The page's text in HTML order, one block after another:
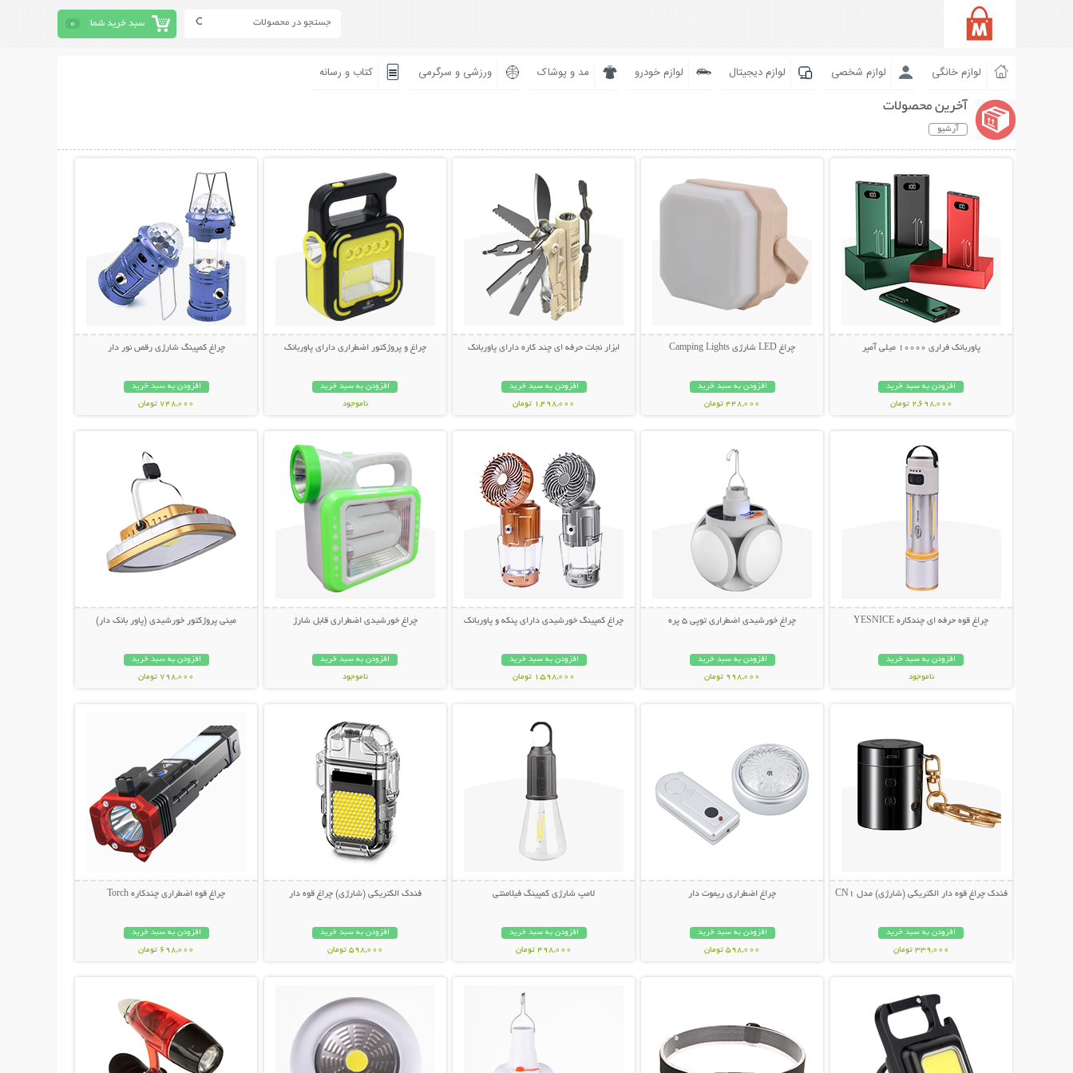
سبد خرید شما 0
لوازم خانگی لوازم شخصی لوازم دیجیتال لوازم خودرو مد و پوشاک ورزشی و سرگرمی کتاب و رسانه
آخرین محصولات
آرشیو
پاوربانک فراری 10000 میلی آمپر
افزودن به سبد خرید
2,698,000 تومان
چراغ LED شارژی Camping Lights
افزودن به سبد خرید
448,000 تومان
ابزار نجات حرفه ای چند کاره دارای پاوربانک
افزودن به سبد خرید
1,498,000 تومان
چراغ و پروژکتور اضطراری دارای پاوربانک
افزودن به سبد خرید
ناموجود
چراغ کمپینگ شارژی رقص نور دار
افزودن به سبد خرید
748,000 تومان
چراغ قوه حرفه ای چندکاره YESNICE
افزودن به سبد خرید
ناموجود
چراغ خورشیدی اضطراری توپی 5 پره
افزودن به سبد خرید
998,000 تومان
چراغ کمپینگ خورشیدی دارای پنکه و پاوربانک
افزودن به سبد خرید
1,598,000 تومان
چراغ خورشیدی اضطراری قابل شارژ
افزودن به سبد خرید
ناموجود
مینی پروژکتور خورشیدی (پاور بانک دار)
افزودن به سبد خرید
798,000 تومان
فندک چراغ قوه دار الکتریکی (شارژی) مدل CN1
افزودن به سبد خرید
339,000 تومان
چراغ اضطراری ریموت دار
افزودن به سبد خرید
598,000 تومان
لامپ شارژی کمپینگ فیلامنتی
افزودن به سبد خرید
498,000 تومان
فندک الکتریکی (شارژی) چراغ قوه دار
افزودن به سبد خرید
598,000 تومان
چراغ قوه اضطراری چندکاره Torch
افزودن به سبد خرید
698,000 تومان